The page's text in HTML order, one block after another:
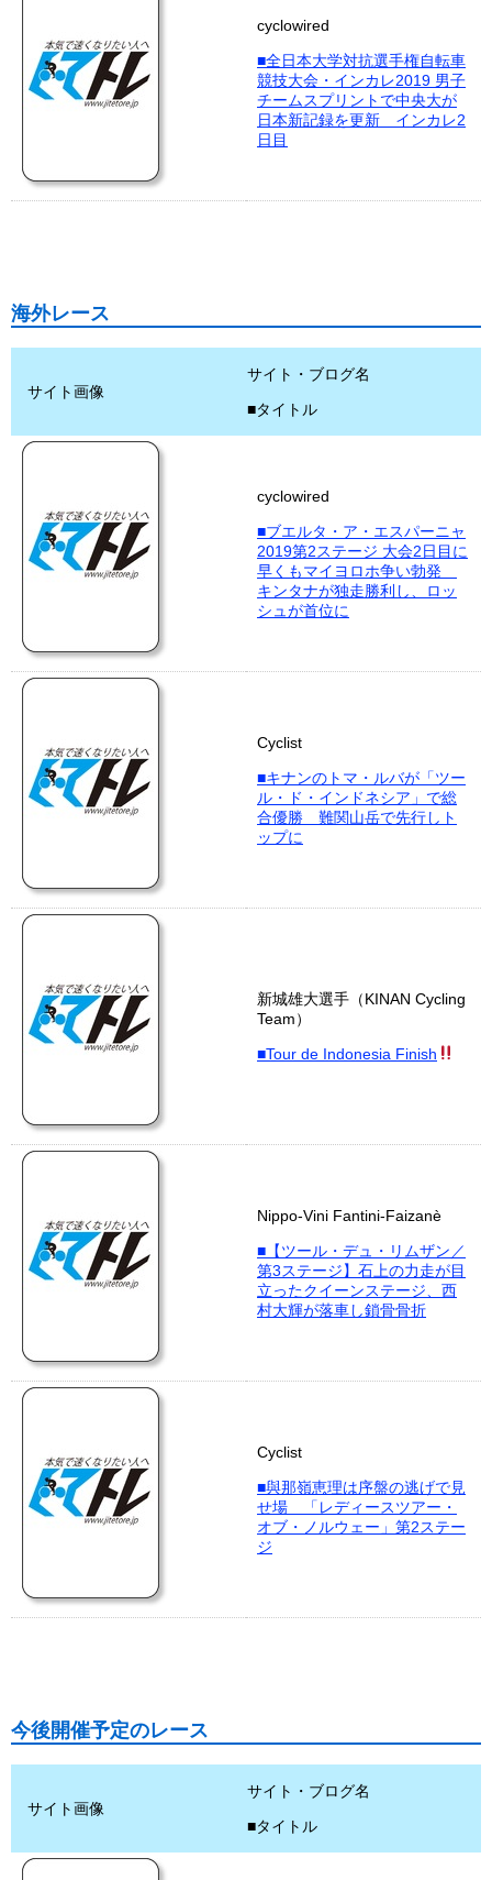
cyclowired
■全日本大学対抗選手権自転車
競技大会・インカレ2019 男子
チームスプリントで中央大が
日本新記録を更新 インカレ2
日目
海外レース
サイト画像
サイト・ブログ名
■タイトル
cyclowired
■ブエルタ・ア・エスパーニャ
2019第2ステージ 大会2日目に
早くもマイヨロホ争い勃発
キンタナが独走勝利し、ロッ
シュが首位に
Cyclist
■キナンのトマ・ルバが「ツー
ル・ド・インドネシア」で総
合優勝 難関山岳で先行しト
ップに
新城雄大選手（KINAN Cycling
Team）
■Tour de Indonesia Finish
Nippo-Vini Fantini-Faizanè
■【ツール・デュ・リムザン／
第3ステージ】石上の力走が目
立ったクイーンステージ、西
村大輝が落車し鎖骨骨折
Cyclist
■與那嶺恵理は序盤の逃げで見
せ場 「レディースツアー・
オブ・ノルウェー」第2ステー
ジ
今後開催予定のレース
サイト画像
サイト・ブログ名
■タイトル